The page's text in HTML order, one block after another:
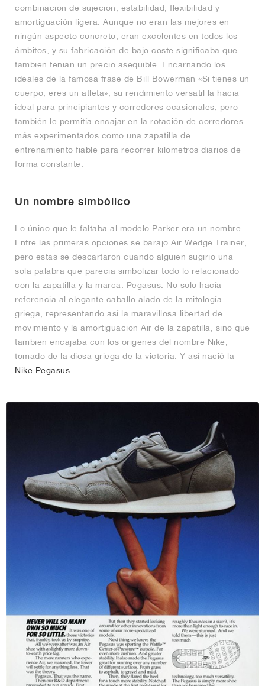
combinación de sujeción, estabilidad, flexibilidad y
amortiguación ligera. Aunque no eran las mejores en
ningún aspecto concreto, eran excelentes en todos los
ámbitos, y su fabricación de bajo coste significaba que
también tenían un precio asequible. Encarnando los
ideales de la famosa frase de Bill Bowerman «Si tienes un
cuerpo, eres un atleta», su rendimiento versátil la hacía
ideal para principiantes y corredores ocasionales, pero
también le permitía encajar en la rotación de corredores
más experimentados como una zapatilla de
entrenamiento fiable para recorrer kilómetros diarios de
forma constante.
Un nombre simbólico
Lo único que le faltaba al modelo Parker era un nombre.
Entre las primeras opciones se barajó Air Wedge Trainer,
pero estas se descartaron cuando alguien sugirió una
sola palabra que parecía simbolizar todo lo relacionado
con la zapatilla y la marca: Pegasus. No solo hacía
referencia al elegante caballo alado de la mitología
griega, representando así la maravillosa libertad de
movimiento y la amortiguación Air de la zapatilla, sino que
también encajaba con los orígenes del nombre Nike,
tomado de la diosa griega de la victoria. Y así nació la
Nike Pegasus